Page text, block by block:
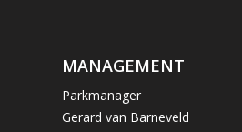
MANAGEMENT
Parkmanager
Gerard van Barneveld